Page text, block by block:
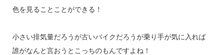
色を見ることことができる！
小さい排気量だろうが古いバイクだろうが乗り手が気に入れば
誰がなんと言おうとこっちのもんですよね！